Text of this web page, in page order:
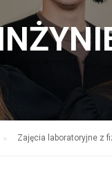
Zajęcia laboratoryjne z